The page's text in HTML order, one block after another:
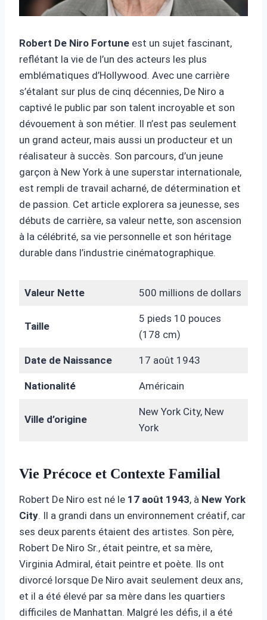
Robert De Niro Fortune est un sujet fascinant,
reflétant la vie de l’un des acteurs les plus
emblématiques d’Hollywood. Avec une carrière
s’étalant sur plus de cinq décennies, De Niro a
captivé le public par son talent incroyable et son
dévouement à son métier. Il n’est pas seulement
un grand acteur, mais aussi un producteur et un
réalisateur à succès. Son parcours, d’un jeune
garçon à New York à une superstar internationale,
est rempli de travail acharné, de détermination et
de passion. Cet article explorera sa jeunesse, ses
débuts de carrière, sa valeur nette, son ascension
à la célébrité, sa vie personnelle et son héritage
durable dans l’industrie cinématographique.
Valeur Nette 500 millions de dollars
Taille
5 pieds 10 pouces
(178 cm)
Date de Naissance 17 août 1943
Nationalité Américain
Ville d’origine
New York City, New
York
Vie Précoce et Contexte Familial
Robert De Niro est né le 17 août 1943, à New York
City. Il a grandi dans un environnement créatif, car
ses deux parents étaient des artistes. Son père,
Robert De Niro Sr., était peintre, et sa mère,
Virginia Admiral, était peintre et poète. Ils ont
divorcé lorsque De Niro avait seulement deux ans,
et il a été élevé par sa mère dans les quartiers
difficiles de Manhattan. Malgré les défis, il a été